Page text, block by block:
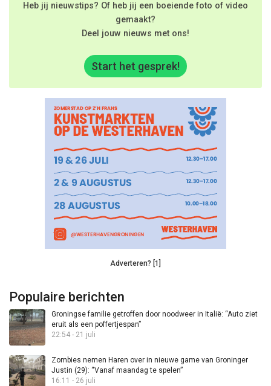
Heb jij nieuwstips? Of heb jij een boeiende foto of video
gemaakt?
Deel jouw nieuws met ons!
Start het gesprek!
Adverteren? [1]
Populaire berichten
Groningse familie getroffen door noodweer in Italië: “Auto ziet
eruit als een poffertjespan”
22:54 - 21 juli
Zombies nemen Haren over in nieuwe game van Groninger
Justin (29): “Vanaf maandag te spelen”
16:11 - 26 juli